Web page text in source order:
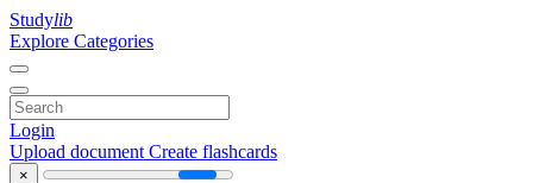
Studylib
Explore Categories
Login
Upload document Create flashcards
×